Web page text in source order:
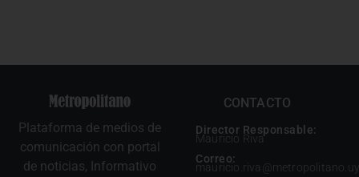
Plataforma de medios de
comunicación con portal
de noticias, Informativo
CONTACTO
Director Responsable:
Mauricio Riva
Correo:
mauricio.riva@metropolitano.uy